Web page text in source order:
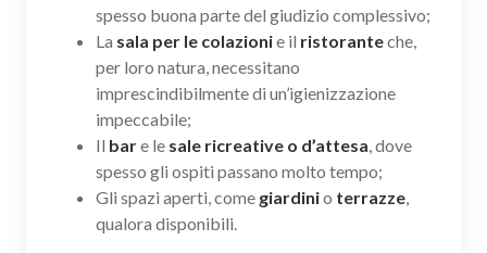
spesso buona parte del giudizio complessivo;
La sala per le colazionie il ristoranteche,
per loro natura, necessitano
imprescindibilmente di un’igienizzazione
impeccabile;
Il bare le sale ricreative o d’attesa, dove
spesso gli ospiti passano molto tempo;
Gli spazi aperti, come giardinio terrazze,
qualora disponibili.